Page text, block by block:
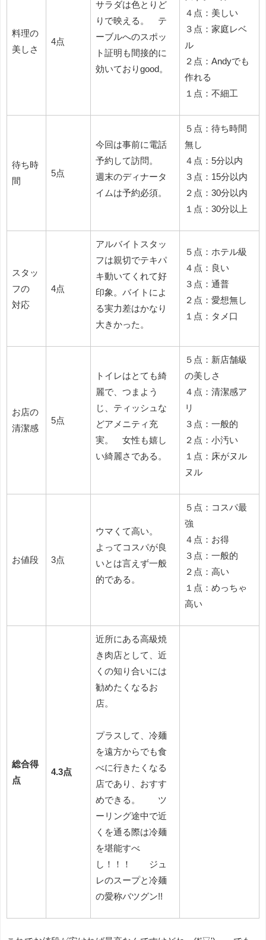
料理の
美しさ
4点
サラダは色とりど
りで映える。 テ
ーブルへのスポッ
ト証明も間接的に
効いておりgood。
４点：美しい
３点：家庭レベ
ル
２点：Andyでも
作れる
１点：不細工
待ち時
間
5点
今回は事前に電話
予約して訪問。
週末のディナータ
イムは予約必須。
５点：待ち時間
無し
４点：5分以内
３点：15分以内
２点：30分以内
１点：30分以上
スタッ
フの
対応
4点
アルバイトスタッ
フは親切でテキパ
キ動いてくれて好
印象。バイトによ
る実力差はかなり
大きかった。
５点：ホテル級
４点：良い
３点：通普
２点：愛想無し
１点：タメ口
お店の
清潔感
5点
トイレはとても綺
麗で、つまよう
じ、ティッシュな
どアメニティ充
実。 女性も嬉し
い綺麗さである。
５点：新店舗級
の美しさ
４点：清潔感ア
リ
３点：一般的
２点：小汚い
１点：床がヌル
ヌル
お値段 3点
ウマくて高い。
よってコスパが良
いとは言えず一般
的である。
５点：コスパ最
強
４点：お得
３点：一般的
２点：高い
１点：めっちゃ
高い
総合得
点
4.3点
近所にある高級焼
き肉店として、近
くの知り合いには
勧めたくなるお
店。
プラスして、冷麺
を遠方からでも食
べに行きたくなる
店であり、おすす
めできる。 ツ
ーリング途中で近
くを通る際は冷麺
を堪能すべ
し！！！ ジュ
レのスープと冷麺
の愛称バツグン!!